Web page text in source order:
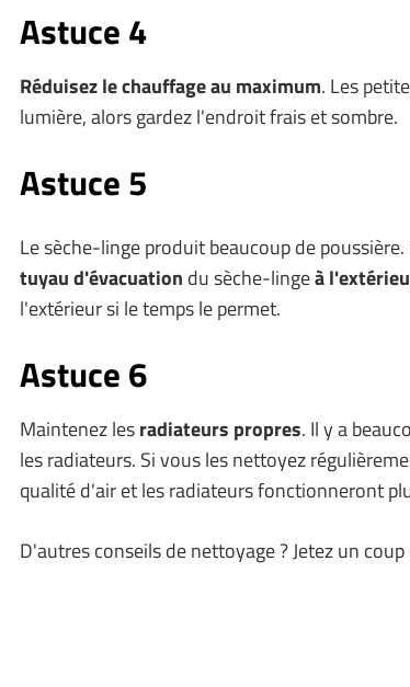
Astuce 4
Réduisez le chauffage au maximum. Les
lumière, alors gardez l'endroit frais et sombre.
Astuce 5
Le sèche-linge produit beaucoup de
tuyau d'évacuation du sèche-lingeà
l'extérieur si le temps le permet.
Astuce 6
Maintenez lesradiateurs propres. Il y a
les radiateurs. Si vous les nettoyez
qualité d'air et les radiateurs fonctionneront
D'autres conseils de nettoyage ? Jetez un